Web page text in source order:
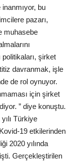
bu
pazarı,
muhasebe
şirket
davranmak, işle
de rol oynuyor.
için şirket
” diye konuştu.
Türkiye
19 etkilerinden
2020 yılında
Gerçekleştirilen